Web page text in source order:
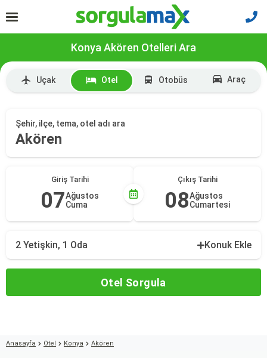
Konya Akören Otelleri Ara
Uçak Otel Otobüs Araç
Şehir, ilçe, tema, otel adı ara
Akören
Giriş Tarihi
07Ağustos
Cuma
Çıkış Tarihi
08Ağustos
Cumartesi
2 Yetişkin, 1 Oda Konuk Ekle
Otel Sorgula
Anasayfa Otel Konya Akören